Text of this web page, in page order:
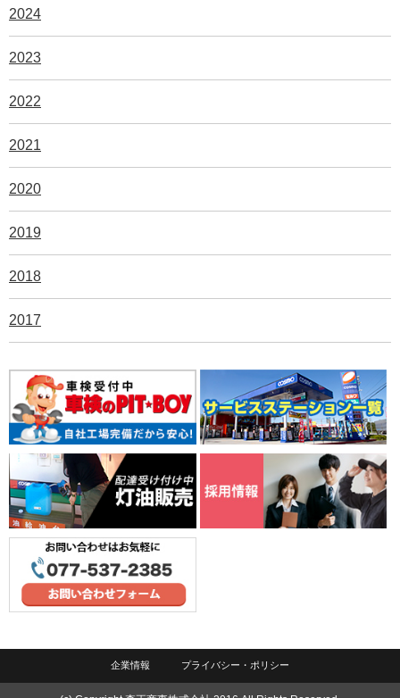
2024
2023
2022
2021
2020
2019
2018
2017
企業情報 プライバシー・ポリシー